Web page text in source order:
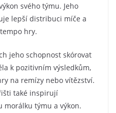
svého týmu. Jeho
lepší distribuci míče a
hry.
jeho schopnost skórovat
k pozitivním výsledkům,
na remízy nebo vítězství.
také inspirují
morálku týmu a výkon.